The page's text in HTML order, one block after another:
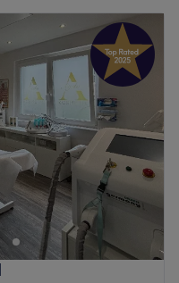
11:00
19:00
Geschlossen
11:00 –19:00
11:00 – 19:00
11:00 – 18:00
Geschlossen
| Maniküre, Pediküre,
unserem modernen
Gel)